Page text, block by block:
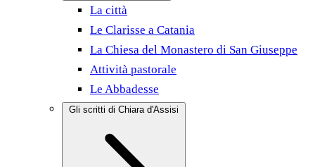
La città
Le Clarisse a Catania
La Chiesa del Monastero di San Giuseppe
Attività pastorale
Le Abbadesse